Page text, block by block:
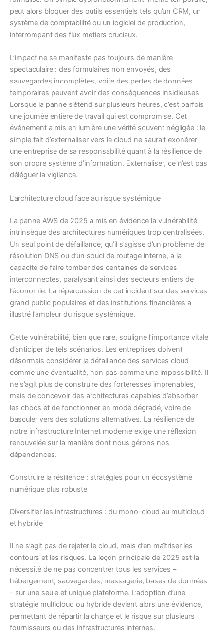
peut alors bloquer des outils essentiels tels qu’un CRM, un
système de comptabilité ou un logiciel de production,
interrompant des flux métiers cruciaux.
L’impact ne se manifeste pas toujours de manière
spectaculaire : des formulaires non envoyés, des
sauvegardes incomplètes, voire des pertes de données
temporaires peuvent avoir des conséquences insidieuses.
Lorsque la panne s’étend sur plusieurs heures, c’est parfois
une journée entière de travail qui est compromise. Cet
événement a mis en lumière une vérité souvent négligée : le
simple fait d’externaliser vers le cloud ne saurait exonérer
une entreprise de sa responsabilité quant à la résilience de
son propre système d’information. Externaliser, ce n’est pas
déléguer la vigilance.
L’architecture cloud face au risque systémique
La panne AWS de 2025 a mis en évidence la vulnérabilité
intrinsèque des architectures numériques trop centralisées.
Un seul point de défaillance, qu’il s’agisse d’un problème de
résolution DNS ou d’un souci de routage interne, a la
capacité de faire tomber des centaines de services
interconnectés, paralysant ainsi des secteurs entiers de
l’économie. La répercussion de cet incident sur des services
grand public populaires et des institutions financières a
illustré l’ampleur du risque systémique.
Cette vulnérabilité, bien que rare, souligne l’importance vitale
d’anticiper de tels scénarios. Les entreprises doivent
désormais considérer la défaillance des services cloud
comme une éventualité, non pas comme une impossibilité. Il
ne s’agit plus de construire des forteresses imprenables,
mais de concevoir des architectures capables d’absorber
les chocs et de fonctionner en mode dégradé, voire de
basculer vers des solutions alternatives. La résilience de
notre infrastructure Internet moderne exige une réflexion
renouvelée sur la manière dont nous gérons nos
dépendances.
Construire la résilience : stratégies pour un écosystème
numérique plus robuste
Diversifier les infrastructures : du mono-cloud au multicloud
et hybride
Il ne s’agit pas de rejeter le cloud, mais d’en maîtriser les
contours et les risques. La leçon principale de 2025 est la
nécessité de ne pas concentrer tous les services –
hébergement, sauvegardes, messagerie, bases de données
– sur une seule et unique plateforme. L’adoption d’une
stratégie multicloud ou hybride devient alors une évidence,
permettant de répartir la charge et le risque sur plusieurs
fournisseurs ou des infrastructures internes.